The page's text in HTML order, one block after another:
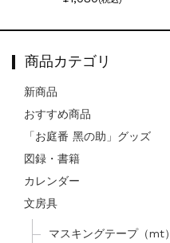
商品カテゴリ
新商品
おすすめ商品
「お庭番 黑の助」グッズ
図録・書籍
カレンダー
文房具
マスキングテープ（mt）